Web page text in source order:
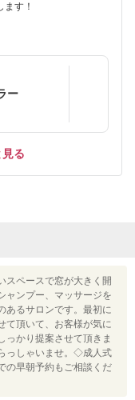
す！
ー
る
スペースで窓が大きく開
ャンプー、マッサージを
あるサロンです。最初に
て頂いて、お客様が気に
っかり提案させて頂きま
っしゃいませ。◇成人式
早朝予約もご相談くだ